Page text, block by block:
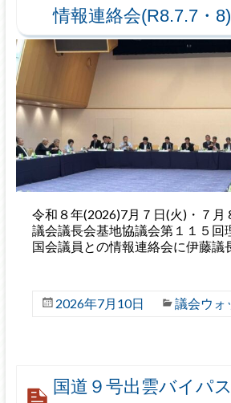
情報連絡会(R8.7.7・8)
令和８年(2026)7月７日(火)・７月
議会議長会基地協議会第１１５回
国会議員との情報連絡会に伊藤議
2026年7月10日 議会ウォ
国道９号出雲バイパ